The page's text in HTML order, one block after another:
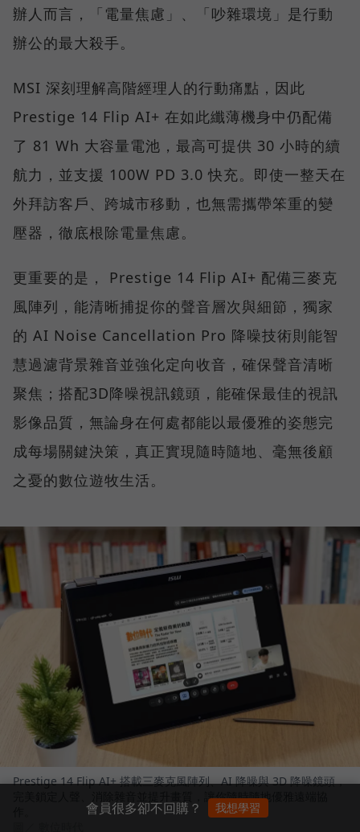
辦人而言，「電量焦慮」、「吵雜環境」是行動
辦公的最大殺手。
MSI 深刻理解高階經理人的行動痛點，因此
Prestige 14 Flip AI+ 在如此纖薄機身中仍配備
了 81 Wh 大容量電池，最高可提供 30 小時的續
航力，並支援 100W PD 3.0 快充。即使一整天在
外拜訪客戶、跨城市移動，也無需攜帶笨重的變
壓器，徹底根除電量焦慮。
更重要的是， Prestige 14 Flip AI+ 配備三麥克
風陣列，能清晰捕捉你的聲音層次與細節，獨家
的 AI Noise Cancellation Pro 降噪技術則能智
慧過濾背景雜音並強化定向收音，確保聲音清晰
聚焦；搭配3D降噪視訊鏡頭，能確保最佳的視訊
影像品質，無論身在何處都能以最優雅的姿態完
成每場關鍵決策，真正實現隨時隨地、毫無後顧
之憂的數位遊牧生活。
Prestige 14 Flip AI+ 搭載三麥克風陣列、AI 降噪與 3D 降噪鏡頭，
完美鎖定人聲、消除雜音並提升畫質，讓你隨時隨地優雅遠端協
會員很多卻不回購？ 我想學習